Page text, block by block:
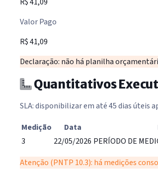
Valor Pago
R$ 41,09
Declaração: não há planilha
Quantitativos
SLA: disponibilizar em até 45 dias úteis
Medição
Data
3
22/05/2026 PERÍODO DE
Atenção (PNTP 10.3): há medições